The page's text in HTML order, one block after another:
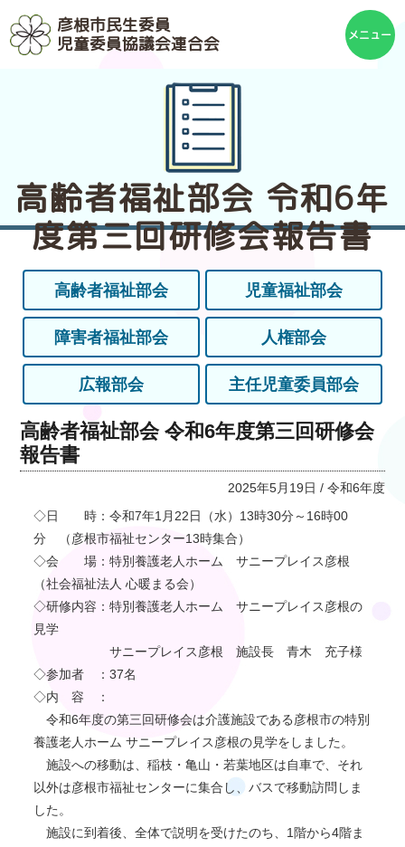
彦根市民生委員
児童委員協議会連合会
高齢者福祉部会 令和6年
度第三回研修会報告書
高齢者福祉部会 児童福祉部会
障害者福祉部会 人権部会
広報部会 主任児童委員部会
高齢者福祉部会 令和6年度第三回研修会
報告書
2025年5月19日 / 令和6年度
◇日 時：令和7年1月22日（水）13時30分～16時00
分 （彦根市福祉センター13時集合）
◇会 場：特別養護老人ホーム サニープレイス彦根
（社会福祉法人 心暖まる会）
◇研修内容：特別養護老人ホーム サニープレイス彦根の
見学
サニープレイス彦根 施設長 青木 充子様
◇参加者 ：37名
◇内 容 ：
令和6年度の第三回研修会は介護施設である彦根市の特別
養護老人ホーム サニープレイス彦根の見学をしました。
施設への移動は、稲枝・亀山・若葉地区は自車で、それ
以外は彦根市福祉センターに集合し、バスで移動訪問しま
した。
施設に到着後、全体で説明を受けたのち、1階から4階ま